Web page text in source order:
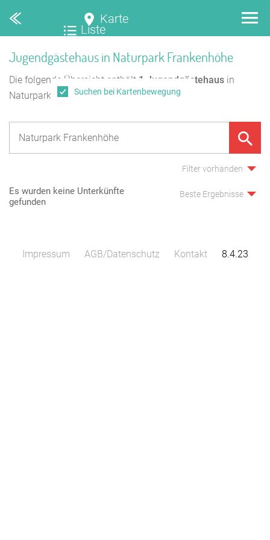
Karte
Liste
Jugendgästehaus in Naturpark Frankenhöhe
Die folgende Übersicht enthält 1 Jugendgästehaus in
Naturpark Frankenhöhe.
Filter vorhanden
Es wurden keine Unterkünfte
gefunden
Beste Ergebnisse
Suchen bei Kartenbewegung
Impressum AGB/Datenschutz Kontakt 8.4.23